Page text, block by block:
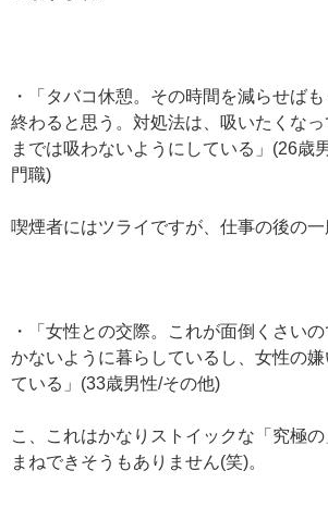
・「タバコ休憩。その時間を減らせば
終わると思う。対処法は、吸いたくなっ
までは吸わないようにしている」(26歳
門職)
喫煙者にはツライですが、仕事の後の一
・「女性との交際。これが面倒くさい
かないように暮らしているし、女性の
ている」(33歳男性/その他)
こ、これはかなりストイックな「究極の
まねできそうもありません(笑)。